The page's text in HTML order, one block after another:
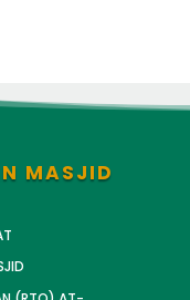
MASJID